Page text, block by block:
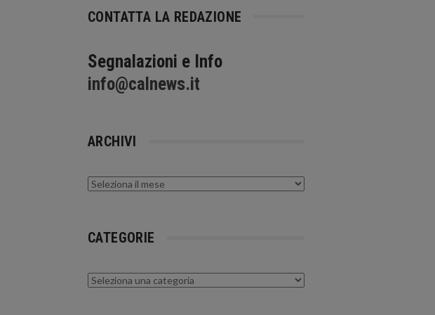
CONTATTA LA REDAZIONE
Segnalazioni e Info
info@calnews.it
ARCHIVI
Archivi
CATEGORIE
Categorie